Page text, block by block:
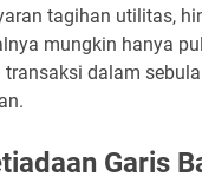
tagihan utilitas,
mungkin hanya
transaksi dalam
Garis